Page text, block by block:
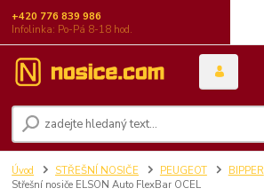
+420 776 839 986
Infolinka: Po-Pá 8-18 hod.
Úvod STŘEŠNÍ NOSIČE PEUGEOT BIPPER
Střešní nosiče ELSON Auto FlexBar OCEL